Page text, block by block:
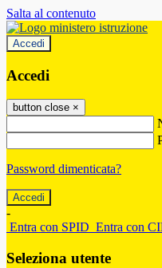
Salta al contenuto
Accedi
Accedi
button close ×
Password dimenticata?
-
Entra con SPID Entra con
Seleziona utente